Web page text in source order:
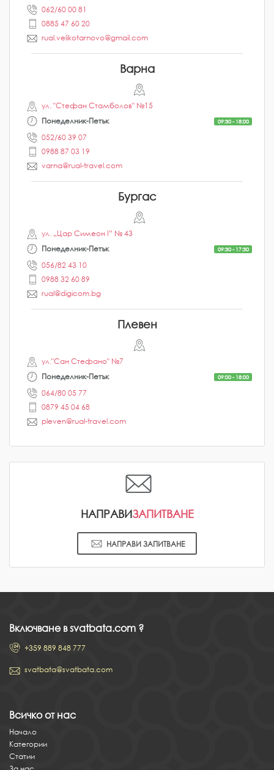
062/60 00 81
0885 47 60 20
rual.velikotarnovo@gmail.com
Варна
ул. "Стефан Стамболов" №15
Понеделник-Петък
09:30 - 18:00
052/60 39 07
0988 87 03 19
varna@rual-travel.com
Бургас
ул. „Цар Симеон I” № 43
Понеделник-Петък
09:30 - 17:30
056/82 43 10
0988 32 60 89
rual@digicom.bg
Плевен
ул."Сан Стефано" №7
Понеделник-Петък
09:00 - 18:00
064/80 05 77
0879 45 04 68
pleven@rual-travel.com
НАПРАВИЗАПИТВАНЕ
НАПРАВИ ЗАПИТВАНЕ
Включване в svatbata.com ?
+359 889 848 777
svatbata@svatbata.com
Всичко от нас
Начало
Категории
Статии